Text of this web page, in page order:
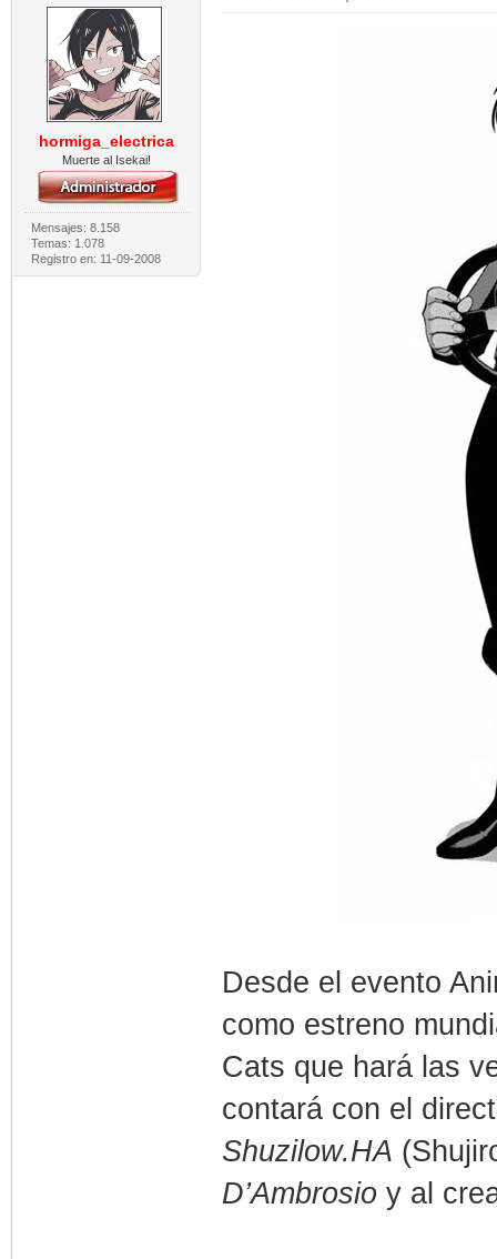
hormiga_electrica
Muerte al Isekai!
Mensajes: 8.158
Temas: 1.078
Registro en: 11-09-2008
Desde el evento
como estreno
Cats que hará las
contará con el
Shuzilow.HA
D’Ambrosio y al